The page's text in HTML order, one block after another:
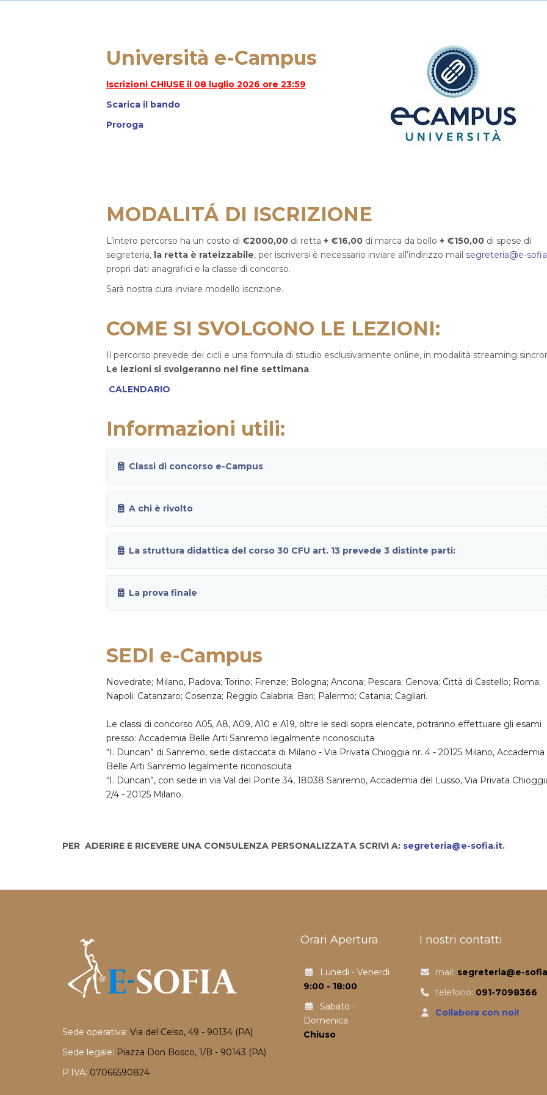
Università e-Campus
Iscrizioni CHIUSE il 08 luglio 2026 ore 23:59
Scarica il bando
Proroga
MODALITÁ DI ISCRIZIONE
L’intero percorso ha un costo di €2000,00 di retta + €16,00 di marca da bollo + €150,00di spese di
segreteria, la retta è rateizzabile, per iscriversi è necessario inviare all’indirizzo mail segreteria@e-
propri dati anagrafici e la classe di concorso.
Sarà nostra cura inviare modello iscrizione.
COME SI SVOLGONO LE LEZIONI:
Il percorso prevede dei cicli e una formula di studio esclusivamente online, in modalità streaming
Le lezioni si svolgeranno nel fine settimana.
CALENDARIO
Informazioni utili:
Classi di concorso e-Campus
A chi è rivolto
La struttura didattica del corso 30 CFU art. 13 prevede 3 distinte parti:
La prova finale
SEDI e-Campus
Novedrate; Milano, Padova; Torino; Firenze; Bologna; Ancona; Pescara; Genova; Città di Castello; Roma;
Napoli; Catanzaro; Cosenza; Reggio Calabria; Bari; Palermo; Catania; Cagliari.
Le classi di concorso A05, A8, A09, A10 e A19, oltre le sedi sopra elencate, potranno effettuare gli esami
presso: Accademia Belle Arti Sanremo legalmente riconosciuta
“I. Duncan” di Sanremo, sede distaccata di Milano - Via Privata Chioggia nr. 4 - 20125 Milano, Accademia
Belle Arti Sanremo legalmente riconosciuta
“I. Duncan”, con sede in via Val del Ponte 34, 18038 Sanremo, Accademia del Lusso, Via Privata
2/4 - 20125 Milano.
PER ADERIRE E RICEVERE UNA CONSULENZA PERSONALIZZATA SCRIVI A: segreteria@e-sofia.it.
Sede operativa: Via del Celso, 49 - 90134 (PA)
Sede legale: Piazza Don Bosco, 1/B - 90143 (PA)
P.IVA: 07066590824
Orari Apertura
Lunedì - Venerdì
9:00 - 18:00
Sabato -
Domenica
Chiuso
I nostri contatti
mail: segreteria@e-
telefono: 091-7098366
Collabora con noi!